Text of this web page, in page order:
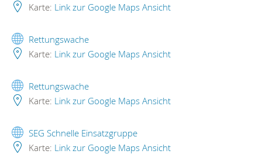
Karte: Link zur Google Maps Ansicht
Rettungswache
Karte: Link zur Google Maps Ansicht
Rettungswache
Karte: Link zur Google Maps Ansicht
SEG Schnelle Einsatzgruppe
Karte: Link zur Google Maps Ansicht